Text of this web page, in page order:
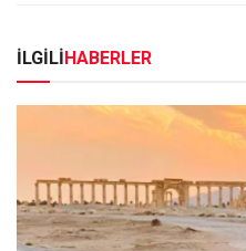
İLGİLİHABERLER